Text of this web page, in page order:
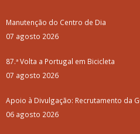
Manutenção do Centro de Dia
07 agosto 2026
87.ª Volta a Portugal em Bicicleta
07 agosto 2026
Apoio à Divulgação: Recrutamento da
06 agosto 2026